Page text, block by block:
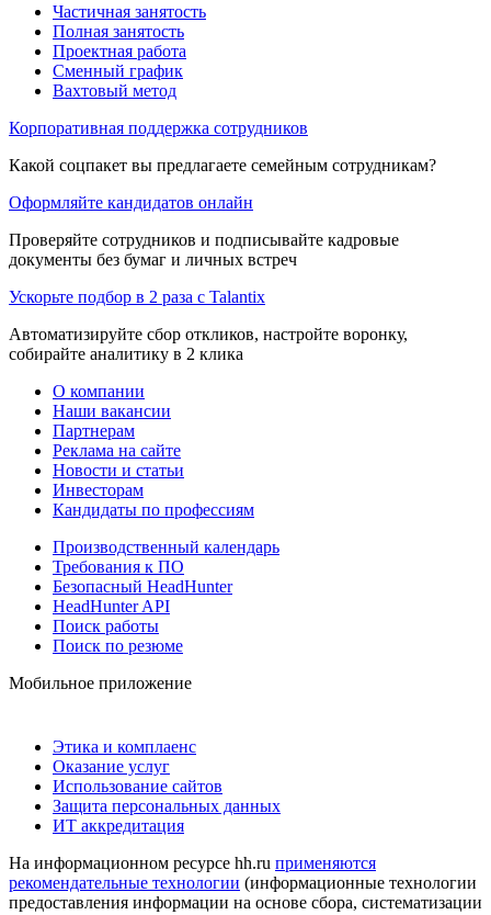
Частичная занятость
Полная занятость
Проектная работа
Сменный график
Вахтовый метод
Корпоративная поддержка сотрудников
Какой соцпакет вы предлагаете семейным сотрудникам?
Оформляйте кандидатов онлайн
Проверяйте сотрудников и подписывайте кадровые
документы без бумаг и личных встреч
Ускорьте подбор в 2 раза с Talantix
Автоматизируйте сбор откликов, настройте воронку,
собирайте аналитику в 2 клика
О компании
Наши вакансии
Партнерам
Реклама на сайте
Новости и статьи
Инвесторам
Кандидаты по профессиям
Производственный календарь
Требования к ПО
Безопасный HeadHunter
HeadHunter API
Поиск работы
Поиск по резюме
Мобильное приложение
Этика и комплаенс
Оказание услуг
Использование сайтов
Защита персональных данных
ИТ аккредитация
На информационном ресурсе hh.ru применяются
рекомендательные технологии (информационные технологии
предоставления информации на основе сбора, систематизации